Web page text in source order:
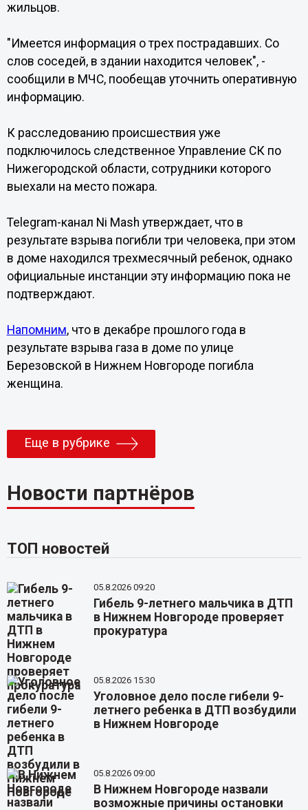
жильцов.
"Имеется информация о трех пострадавших. Со
слов соседей, в здании находится человек", -
сообщили в МЧС, пообещав уточнить оперативную
информацию.
К расследованию происшествия уже
подключилось следственное Управление СК по
Нижегородской области, сотрудники которого
выехали на место пожара.
Telegram-канал Ni Mash утверждает, что в
результате взрыва погибли три человека, при этом
в доме находился трехмесячный ребенок, однако
официальные инстанции эту информацию пока не
подтверждают.
Напомним, что в декабре прошлого года в
результате взрыва газа в доме по улице
Березовской в Нижнем Новгороде погибла
женщина.
Еще в рубрике
Новости партнёров
ТОП новостей
05.8.2026 09:20
Гибель 9-летнего мальчика в ДТП
в Нижнем Новгороде проверяет
прокуратура
05.8.2026 15:30
Уголовное дело после гибели 9-
летнего ребенка в ДТП возбудили
в Нижнем Новгороде
05.8.2026 09:00
В Нижнем Новгороде назвали
возможные причины остановки